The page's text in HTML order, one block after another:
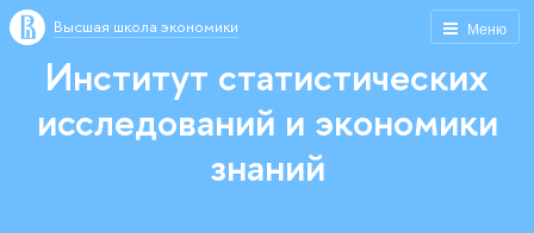
Меню
Высшая школа экономики
Институт статистических
исследований и экономики
знаний